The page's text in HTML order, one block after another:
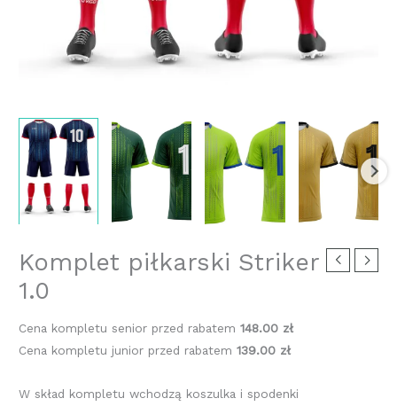
Komplet piłkarski Striker
1.0
Cena kompletu senior przed rabatem148.00 zł
Cena kompletu junior przed rabatem139.00 zł
W skład kompletu wchodzą koszulka i spodenki